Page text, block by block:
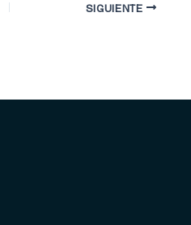
SIGUIENTE